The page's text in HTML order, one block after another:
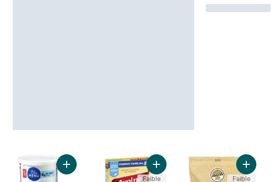
Ajouter Avoine découpée à grains entiers à 100 % au panier
Ajouter Avoine Croquante aux
Faible
Ajouter
Faible